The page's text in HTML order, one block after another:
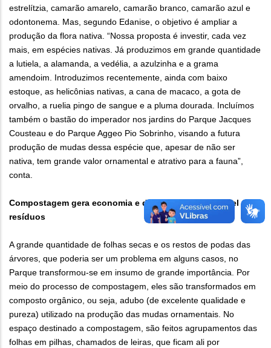
estrelítzia, camarão amarelo, camarão branco, camarão azul e
odontonema. Mas, segundo Edanise, o objetivo é ampliar a
produção da flora nativa. “Nossa proposta é investir, cada vez
mais, em espécies nativas. Já produzimos em grande quantidade
a lutiela, a alamanda, a vedélia, a azulzinha e a grama
amendoim. Introduzimos recentemente, ainda com baixo
estoque, as helicônias nativas, a cana de macaco, a gota de
orvalho, a ruelia pingo de sangue e a pluma dourada. Incluímos
também o bastão do imperador nos jardins do Parque Jacques
Cousteau e do Parque Aggeo Pio Sobrinho, visando a futura
produção de mudas dessa espécie que, apesar de não ser
nativa, tem grande valor ornamental e atrativo para a fauna”,
conta.
Compostagem gera economia e destinação sustentável de
resíduos
A grande quantidade de folhas secas e os restos de podas das
árvores, que poderia ser um problema em alguns casos, no
Parque transformou-se em insumo de grande importância. Por
meio do processo de compostagem, eles são transformados em
composto orgânico, ou seja, adubo (de excelente qualidade e
pureza) utilizado na produção das mudas ornamentais. No
espaço destinado a compostagem, são feitos agrupamentos das
folhas em pilhas, chamados de leiras, que ficam ali por